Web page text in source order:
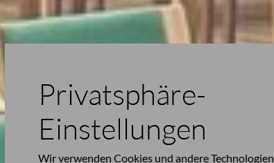
Privatsphäre-
Einstellungen
Wir verwenden Cookies und andere Technologien